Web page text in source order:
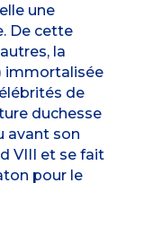
une
De cette
la
immortalisée
de
duchesse
avant son
VIII et se fait
pour le